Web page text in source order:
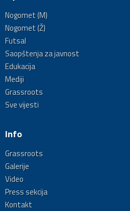
Nogomet (M)
Nogomet (Ž)
Futsal
Saopštenja za javnost
Edukacija
Mediji
Grassroots
Sve vijesti
Info
Grassroots
Galerije
Video
Press sekcija
Kontakt